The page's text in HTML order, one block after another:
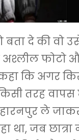
दे की वो
फोटो और
कि अगर
किसी तरह
ले
था, जब